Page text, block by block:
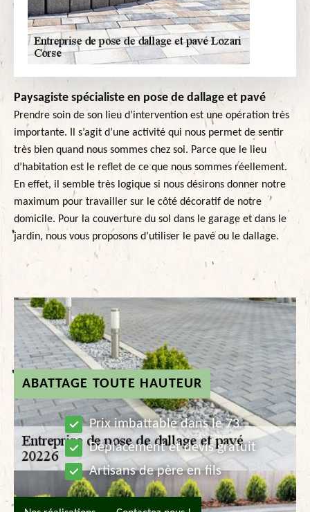
ABATTAGE TOUTE HAUTEUR
Prix imbattable dans le 73
Déplacement et devis gratuit
Artisans de père en fils
Paysagiste spécialiste en pose de dallage et pavé
Prendre soin de son lieu d’intervention est une opération très
importante. Il s’agit d’une activité qui nous permet de sentir
très bien quand nous sommes chez soi. Parce que le lieu
d’habitation est le reflet de ce que nous sommes réellement.
En effet, il semble très logique si nous désirons donner notre
maximum pour travailler sur le côté décoratif de notre
domicile. Pour la couverture du sol dans le garage et dans le
jardin, nous vous proposons d’utiliser le pavé ou le dallage.